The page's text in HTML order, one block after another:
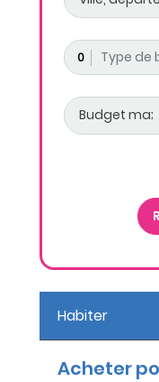
0
Habiter
Acheter